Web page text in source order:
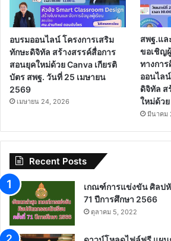
อบรมออนไลน์ โครงการเสริม
ทักษะดิจิทัล สร้างสรรค์สื่อการ
สอนยุคใหม่ด้วย Canva เกียรติ
บัตร สพฐ. วันที่ 25 เมษายน
2569
เมษายน 24, 2026
สพฐ.แล
ขอเชิญ
ทางกา
ออนไล
ดิจิทัล ส
ใหม่ด้วย
มีนาคม
Recent Posts
เกณฑ์การแข่งขัน ศิลป
71 ปีการศึกษา 2566
ตุลาคม 5, 2022